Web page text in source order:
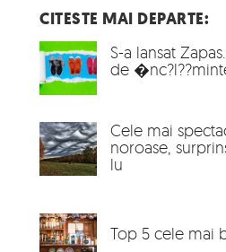
CITESTE MAI DEPARTE:
S-a lansat
de
Cele mai
noroase,
lu
Top 5 cele mai